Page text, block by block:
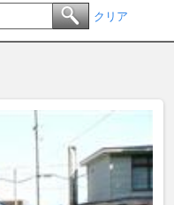
クリア